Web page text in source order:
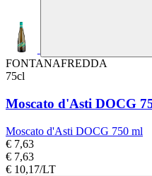
FONTANAFREDDA
75cl
Moscato d'Asti DOCG
Moscato d'Asti DOCG 750 ml
€ 7,63
€ 7,63
€ 10,17/LT